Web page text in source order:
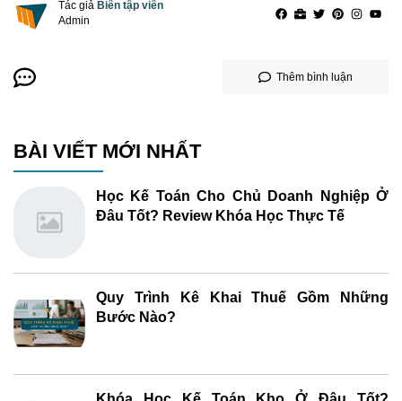
Tác giả Biên tập viên
Admin
Thêm bình luận
BÀI VIẾT MỚI NHẤT
Học Kế Toán Cho Chủ Doanh Nghiệp Ở
Đâu Tốt? Review Khóa Học Thực Tế
Quy Trình Kê Khai Thuế Gồm Những
Bước Nào?